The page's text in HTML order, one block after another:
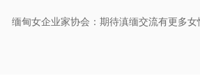
缅甸女企业家协会：期待滇缅交流有更多女